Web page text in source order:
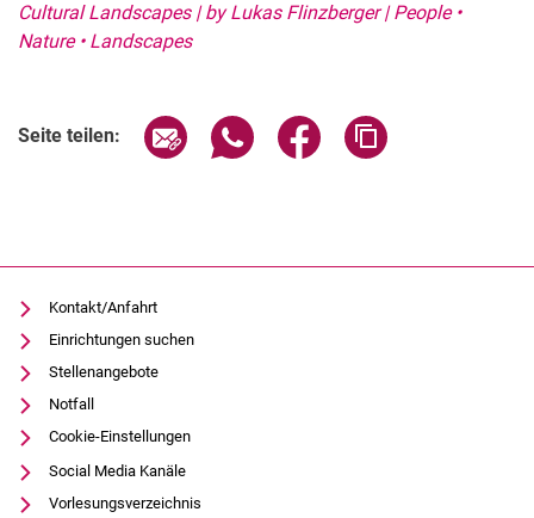
Cultural Landscapes | by Lukas Flinzberger | People •
Nature • Landscapes
Seite teilen: Seite über E-Mail teilen
Seite über WhatsApp teilen
Seite über Facebook
Kontakt/Anfahrt
Einrichtungen suchen
Stellenangebote
Notfall
Cookie-Einstellungen
Social Media Kanäle
Vorlesungsverzeichnis